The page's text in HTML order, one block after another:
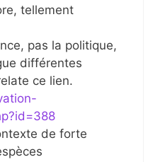
tellement
pas la politique,
différentes
ce lien.
de forte